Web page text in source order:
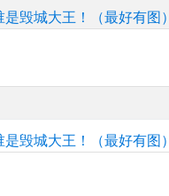
毁城大王！（最好有图）
毁城大王！（最好有图）